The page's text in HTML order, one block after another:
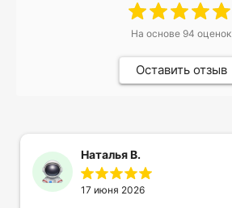
На основе 94 оценок
Оставить отзыв
Наталья В.
17 июня 2026